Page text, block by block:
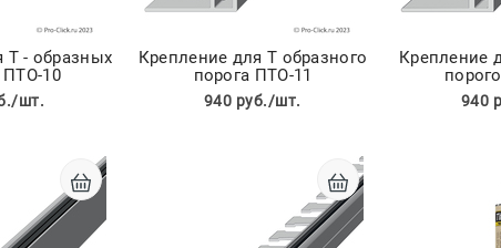
Т - образных
ПТО-10
шт.
Крепление для Т образного
порога ПТО-11
940 руб./шт.
Крепление
940